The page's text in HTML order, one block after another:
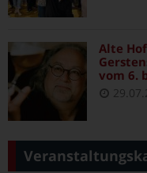
Alte
vom 6.